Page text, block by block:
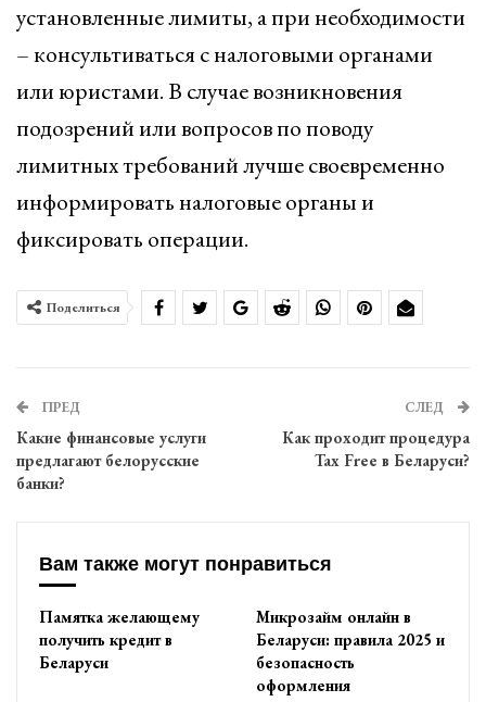
установленные лимиты, а при необходимости
– консультиваться с налоговыми органами
или юристами. В случае возникновения
подозрений или вопросов по поводу
лимитных требований лучше своевременно
информировать налоговые органы и
фиксировать операции.
Поделиться
ПРЕД
Какие финансовые услуги
предлагают белорусские
банки?
СЛЕД
Как проходит процедура
Tax Free в Беларуси?
Вам также могут понравиться
Памятка желающему
получить кредит в
Беларуси
Микрозайм онлайн в
Беларуси: правила 2025 и
безопасность
оформления